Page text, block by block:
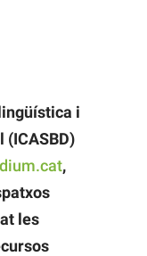
i
(ICASBD)
,
les